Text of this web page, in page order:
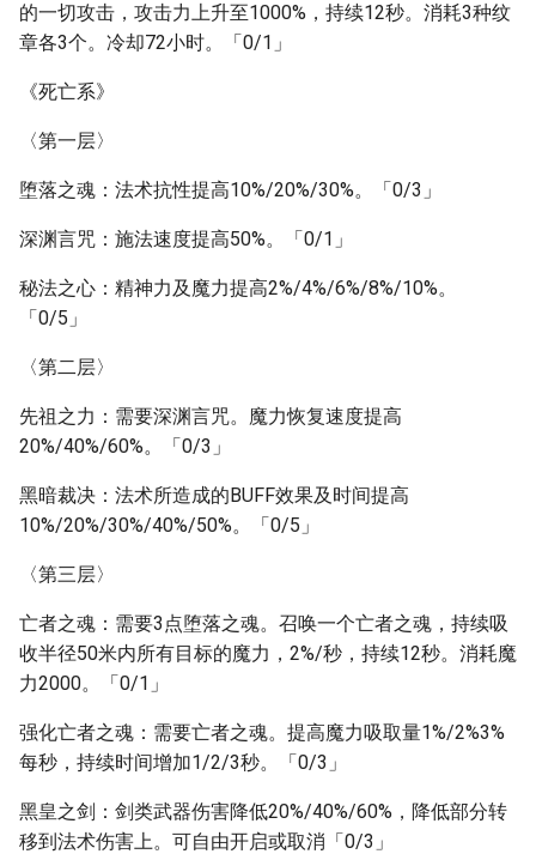
的一切攻击，攻击力上升至1000%，持续12秒。消耗3种纹
章各3个。冷却72小时。「0/1」
《死亡系》
〈第一层〉
堕落之魂：法术抗性提高10%/20%/30%。「0/3」
深渊言咒：施法速度提高50%。「0/1」
秘法之心：精神力及魔力提高2%/4%/6%/8%/10%。
「0/5」
〈第二层〉
先祖之力：需要深渊言咒。魔力恢复速度提高
20%/40%/60%。「0/3」
黑暗裁决：法术所造成的BUFF效果及时间提高
10%/20%/30%/40%/50%。「0/5」
〈第三层〉
亡者之魂：需要3点堕落之魂。召唤一个亡者之魂，持续吸
收半径50米内所有目标的魔力，2%/秒，持续12秒。消耗魔
力2000。「0/1」
强化亡者之魂：需要亡者之魂。提高魔力吸取量1%/2%3%
每秒，持续时间增加1/2/3秒。「0/3」
黑皇之剑：剑类武器伤害降低20%/40%/60%，降低部分转
移到法术伤害上。可自由开启或取消「0/3」